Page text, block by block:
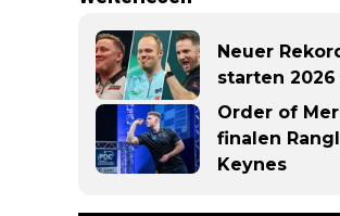
Neuer
starten 2026
Order of
finalen
Keynes